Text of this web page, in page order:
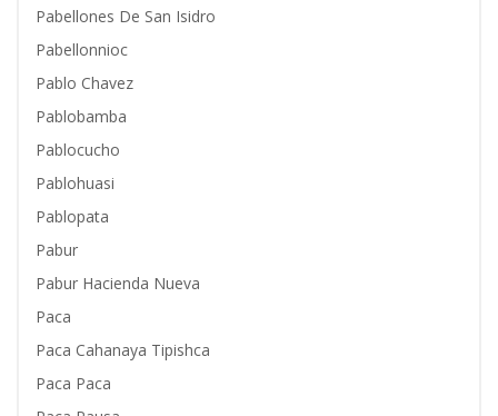
Pabellones De San Isidro
Pabellonnioc
Pablo Chavez
Pablobamba
Pablocucho
Pablohuasi
Pablopata
Pabur
Pabur Hacienda Nueva
Paca
Paca Cahanaya Tipishca
Paca Paca